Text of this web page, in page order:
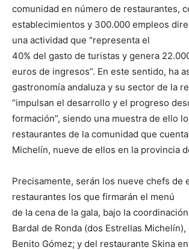
comunidad en número de restaurantes,
establecimientos y 300.000 empleos
una actividad que “representa el
40% del gasto de turistas y genera
euros de ingresos”. En este sentido, ha
gastronomía andaluza y su sector de la
“impulsan el desarrollo y el progreso
formación”, siendo una muestra de ello
restaurantes de la comunidad que
Michelín, nueve de ellos en la provincia
Precisamente, serán los nueve chefs de
restaurantes los que firmarán el menú
de la cena de la gala, bajo la
Bardal de Ronda (dos Estrellas
Benito Gómez; y del restaurante Skina